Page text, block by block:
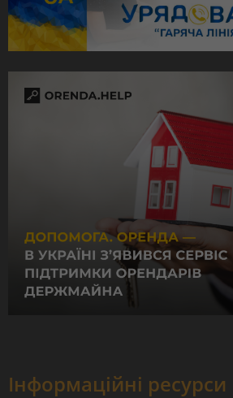
Інформаційні ресурси